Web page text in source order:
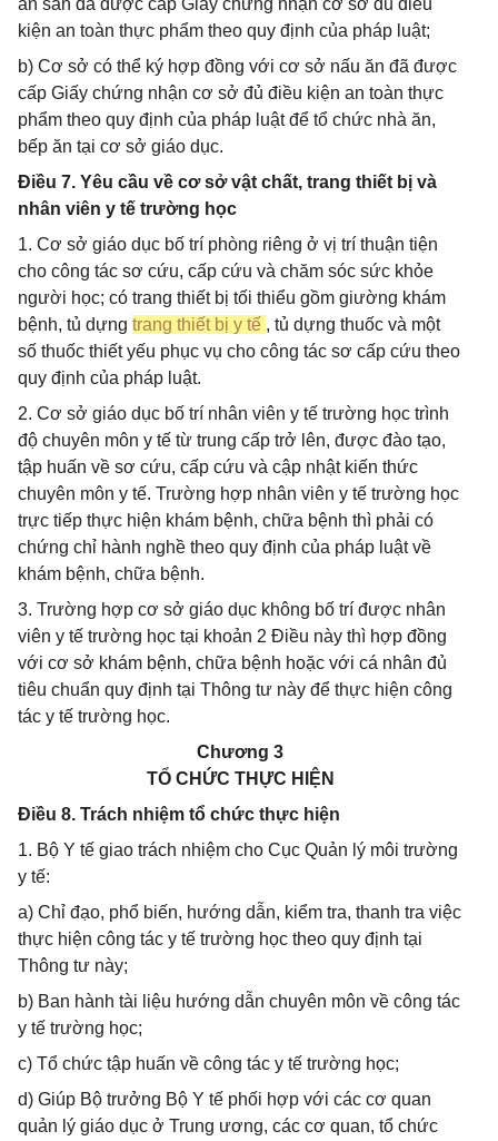
ăn sẵn đã được cấp Giấy chứng nhận cơ sở đủ điều
kiện an toàn thực phẩm theo quy định của pháp luật;
b) Cơ sở có thể ký hợp đồng với cơ sở nấu ăn đã được
cấp Giấy chứng nhận cơ sở đủ điều kiện an toàn thực
phẩm theo quy định của pháp luật để tổ chức nhà ăn,
bếp ăn tại cơ sở giáo dục.
Điều 7. Yêu cầu về cơ sở vật chất, trang thiết bị và
nhân viên y tế trường học
1. Cơ sở giáo dục bố trí phòng riêng ở vị trí thuận tiện
cho công tác sơ cứu, cấp cứu và chăm sóc sức khỏe
người học; có trang thiết bị tối thiểu gồm giường khám
bệnh, tủ dựng trang thiết bị y tế , tủ dựng thuốc và một
số thuốc thiết yếu phục vụ cho công tác sơ cấp cứu theo
quy định của pháp luật.
2. Cơ sở giáo dục bố trí nhân viên y tế trường học trình
độ chuyên môn y tế từ trung cấp trở lên, được đào tạo,
tập huấn về sơ cứu, cấp cứu và cập nhật kiến thức
chuyên môn y tế. Trường hợp nhân viên y tế trường học
trực tiếp thực hiện khám bệnh, chữa bệnh thì phải có
chứng chỉ hành nghề theo quy định của pháp luật về
khám bệnh, chữa bệnh.
3. Trường hợp cơ sở giáo dục không bố trí được nhân
viên y tế trường học tại khoản 2 Điều này thì hợp đồng
với cơ sở khám bệnh, chữa bệnh hoặc với cá nhân đủ
tiêu chuẩn quy định tại Thông tư này để thực hiện công
tác y tế trường học.
Chương 3
TỔ CHỨC THỰC HIỆN
Điều 8. Trách nhiệm tổ chức thực hiện
1. Bộ Y tế giao trách nhiệm cho Cục Quản lý môi trường
y tế:
a) Chỉ đạo, phổ biến, hướng dẫn, kiểm tra, thanh tra việc
thực hiện công tác y tế trường học theo quy định tại
Thông tư này;
b) Ban hành tài liệu hướng dẫn chuyên môn về công tác
y tế trường học;
c) Tổ chức tập huấn về công tác y tế trường học;
d) Giúp Bộ trưởng Bộ Y tế phối hợp với các cơ quan
quản lý giáo dục ở Trung ương, các cơ quan, tổ chức